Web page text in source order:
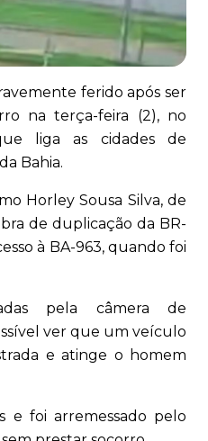
ferido após ser
na terça-feira (2), no
liga as cidades de
Bahia.
Horley Sousa Silva, de
de duplicação da BR-
à BA-963, quando foi
pela câmera de
ver que um veículo
e atinge o homem
e foi arremessado pelo